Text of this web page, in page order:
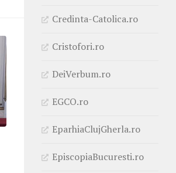
Credinta-Catolica.ro
Cristofori.ro
DeiVerbum.ro
EGCO.ro
EparhiaClujGherla.ro
EpiscopiaBucuresti.ro